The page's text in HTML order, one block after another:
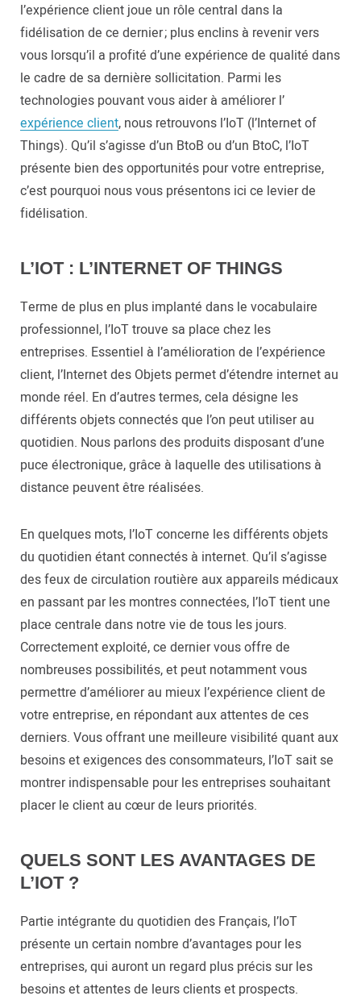
l’expérience client joue un rôle central dans la
fidélisation de ce dernier ; plus enclins à revenir vers
vous lorsqu’il a profité d’une expérience de qualité dans
le cadre de sa dernière sollicitation. Parmi les
technologies pouvant vous aider à améliorer l’
expérience client, nous retrouvons l’IoT (l’Internet of
Things). Qu’il s’agisse d’un BtoB ou d’un BtoC, l’IoT
présente bien des opportunités pour votre entreprise,
c’est pourquoi nous vous présentons ici ce levier de
fidélisation.
L’IOT : L’INTERNET OF THINGS
Terme de plus en plus implanté dans le vocabulaire
professionnel, l’IoT trouve sa place chez les
entreprises. Essentiel à l’amélioration de l’expérience
client, l’Internet des Objets permet d’étendre internet au
monde réel. En d’autres termes, cela désigne les
différents objets connectés que l’on peut utiliser au
quotidien. Nous parlons des produits disposant d’une
puce électronique, grâce à laquelle des utilisations à
distance peuvent être réalisées.
En quelques mots, l’IoT concerne les différents objets
du quotidien étant connectés à internet. Qu’il s’agisse
des feux de circulation routière aux appareils médicaux
en passant par les montres connectées, l’IoT tient une
place centrale dans notre vie de tous les jours.
Correctement exploité, ce dernier vous offre de
nombreuses possibilités, et peut notamment vous
permettre d’améliorer au mieux l’expérience client de
votre entreprise, en répondant aux attentes de ces
derniers. Vous offrant une meilleure visibilité quant aux
besoins et exigences des consommateurs, l’IoT sait se
montrer indispensable pour les entreprises souhaitant
placer le client au cœur de leurs priorités.
QUELS SONT LES AVANTAGES DE
L’IOT ?
Partie intégrante du quotidien des Français, l’IoT
présente un certain nombre d’avantages pour les
entreprises, qui auront un regard plus précis sur les
besoins et attentes de leurs clients et prospects.